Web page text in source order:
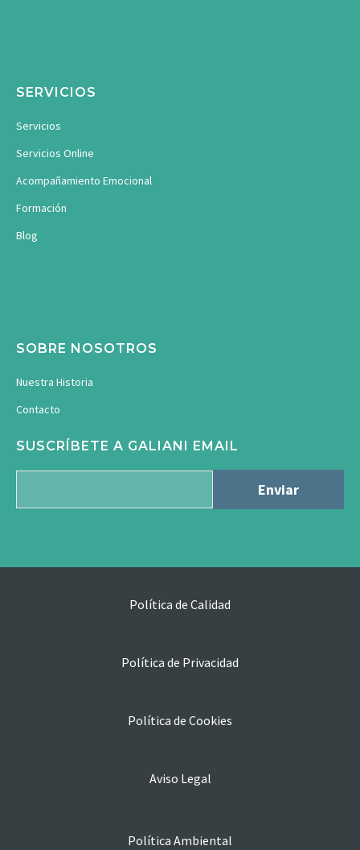
SERVICIOS
Servicios
Servicios Online
Acompañamiento Emocional
Formación
Blog
SOBRE NOSOTROS
Nuestra Historia
Contacto
SUSCRÍBETE A GALIANI EMAIL
Política de Calidad
Política de Privacidad
Política de Cookies
Aviso Legal
Política Ambiental